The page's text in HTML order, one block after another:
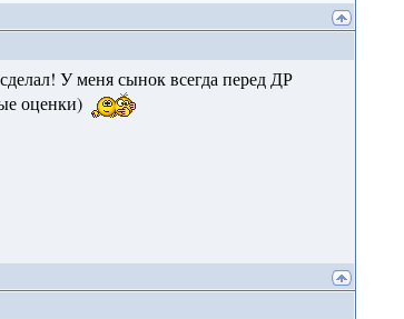
У меня сынок всегда перед ДР
оценки)